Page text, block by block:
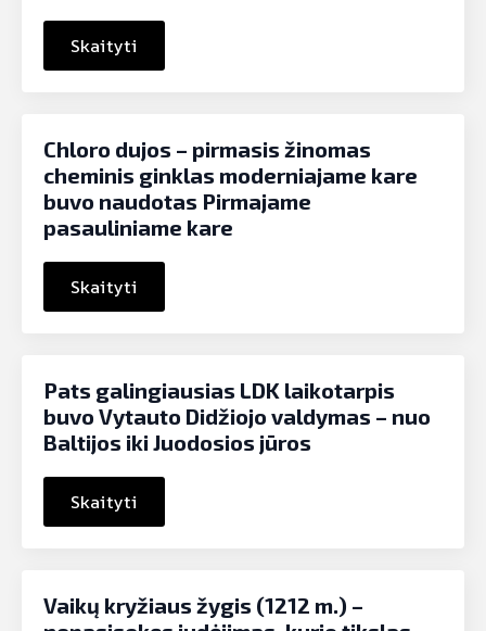
Skaityti
Chloro dujos – pirmasis žinomas
cheminis ginklas moderniajame kare
buvo naudotas Pirmajame
pasauliniame kare
Skaityti
Pats galingiausias LDK laikotarpis
buvo Vytauto Didžiojo valdymas – nuo
Baltijos iki Juodosios jūros
Skaityti
Vaikų kryžiaus žygis (1212 m.) –